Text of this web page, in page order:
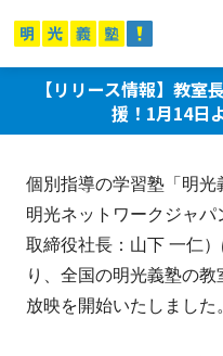
【リリース情報】教室
援！1月14日
個別指導の学習塾「明
明光ネットワークジャ
取締役社長：山下 一仁
り、全国の明光義塾の
放映を開始いたしました